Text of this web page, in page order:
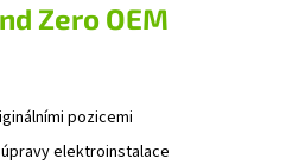
Zero OEM
pozicemi
elektroinstalace